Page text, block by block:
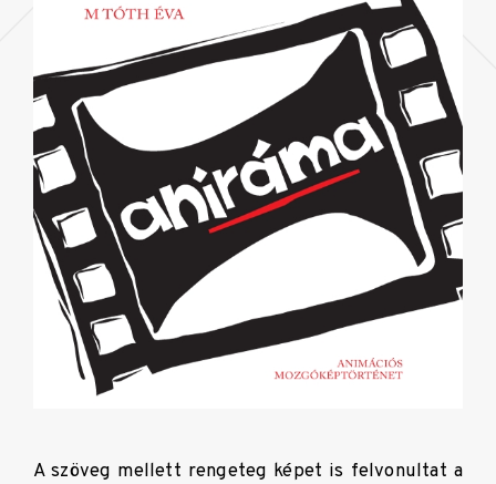
A szöveg mellett rengeteg képet is felvonultat a